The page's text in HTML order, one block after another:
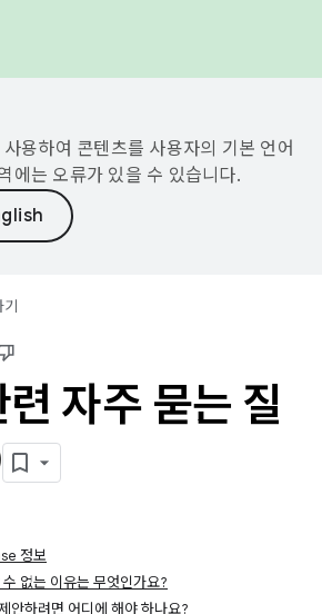
용하여 콘텐츠를 사용자의 기본 언어
에는 오류가 있을 수 있습니다.
기
자주 묻는 질
정보
없는 이유는 무엇인가요?
안하려면 어디에 해야 하나요?